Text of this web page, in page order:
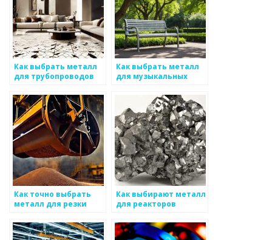
Как выбрать металл
для трубопроводов
Как выбрать металл
для музыкальных
Как точно выбрать
металл для резки
Как выбирают металл
для реакторов